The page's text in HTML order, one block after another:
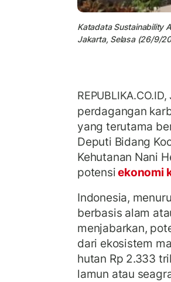
Katadata Sustainability
Jakarta, Selasa (26/9/
REPUBLIKA.CO.ID,
perdagangan
yang terutama
Deputi Bidang
Kehutanan Nani
potensiekonomi
Indonesia,
berbasis alam
menjabarkan,
dari ekosistem
hutan Rp 2.333
lamun atau